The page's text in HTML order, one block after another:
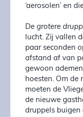
‘aerosolen’ en
De grotere
lucht. Zij vallen
paar seconden
afstand af van
gewoon
hoesten. Om de
moeten de
de nieuwe
druppels